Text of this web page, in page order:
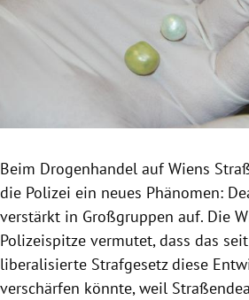
Untermenü
Untermenü
Untermenü
Untermenü
Beim Drogenhandel aufWiens
die Polizei ein neues Phänomen:
verstärkt in Großgruppen auf. Die
Polizeispitze vermutet, dass das
liberalisierte Strafgesetz diese
verschärfen könnte, weil